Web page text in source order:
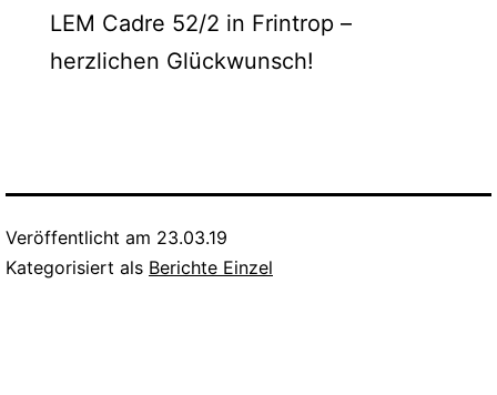
LEM Cadre 52/2 in Frintrop –
herzlichen Glückwunsch!
Veröffentlicht am 23.03.19
Kategorisiert als Berichte Einzel